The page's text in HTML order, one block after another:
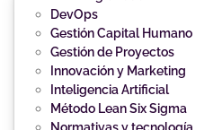
DevOps
Gestión Capital Humano
Gestión de Proyectos
Innovación y Marketing
Inteligencia Artificial
Método Lean Six Sigma
Normativas y tecnología